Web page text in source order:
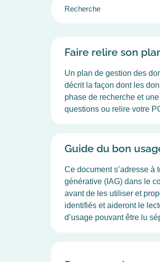
CHAMPS
Faire relire son
Un plan de gestion des
décrit la façon dont les
phase de recherche et
questions ou relire votre
Guide du bon
Ce document s’adresse
générative (IAG) dans le
avant de les utiliser et
identifiés et aideront le
d’usage pouvant être lu